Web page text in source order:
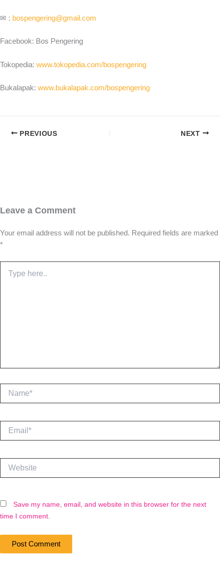
✉ : bospengering@gmail.com
Facebook: Bos Pengering
Tokopedia: www.tokopedia.com/bospengering
Bukalapak: www.bukalapak.com/bospengering
PREVIOUS NEXT
Leave a Comment
Your email address will not be published. Required fields are marked
*
here..
Name*
Save my name, email, and website in this browser for the next
time I comment.